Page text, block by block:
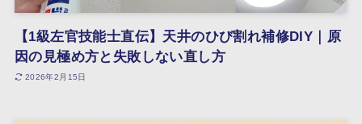
【1級左官技能士直伝】天井のひび割れ補修DIY｜原
因の見極め方と失敗しない直し方
2026年2月15日